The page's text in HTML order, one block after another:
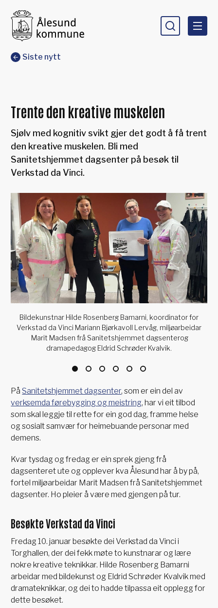
Du er her:
Siste nytt
Trente den kreative muskelen
Sjølv med kognitiv svikt gjer det godt å få trent
den kreative muskelen. Bli med
Sanitetshjemmet dagsenter på besøk til
Verkstad da Vinci.
Bildekunstnar Hilde Rosenberg Bamarni, koordinator for
Verkstad da Vinci Mariann Bjørkavoll Lervåg, miljøarbeidar
Marit Madsen frå Sanitetshjemmet dagsenterog
dramapedagog Eldrid Schrøder Kvalvik.
På Sanitetshjemmet dagsenter, som er ein del av
verksemda førebygging og meistring, har vi eit tilbod
som skal leggje til rette for ein god dag, framme helse
og sosialt samvær for heimebuande personar med
demens.
Kvar tysdag og fredag er ein sprek gjeng frå
dagsenteret ute og opplever kva Ålesund har å by på,
fortel miljøarbeidar Marit Madsen frå Sanitetshjemmet
dagsenter. Ho pleier å være med gjengen på tur.
Besøkte Verkstad da Vinci
Fredag 10. januar besøkte dei Verkstad da Vinci i
Torghallen, der dei fekk møte to kunstnarar og lære
nokre kreative teknikkar. Hilde Rosenberg Bamarni
arbeidar med bildekunst og Eldrid Schrøder Kvalvik med
dramateknikkar, og dei to hadde tilpassa eit opplegg for
dette besøket.